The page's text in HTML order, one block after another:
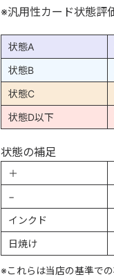
※汎用性カード状態評
状態A
状態B
状態C
状態D以下
状態の補足
＋
−
インクド
日焼け
※これらは当店の基準で